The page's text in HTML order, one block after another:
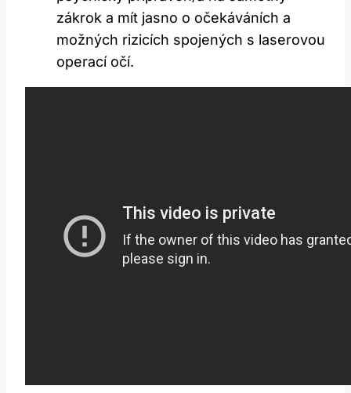
zákrok a ‍mít jasno⁢ o očekáváních⁣ a
možných rizicích spojených s laserovou
operací⁢ očí.